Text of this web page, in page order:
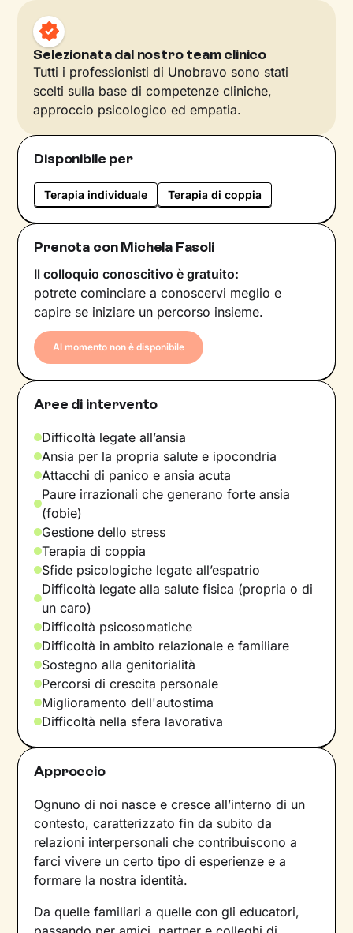
Selezionata dal nostro team clinico
Tutti i professionisti di Unobravo sono stati
scelti sulla base di competenze cliniche,
approccio psicologico ed empatia.
Disponibile per
Terapia individuale Terapia di coppia
Prenota con Michela Fasoli
Il colloquio conoscitivo è gratuito:
potrete cominciare a conoscervi meglio e
capire se iniziare un percorso insieme.
Al momento non è disponibile
Aree di intervento
Difficoltà legate all’ansia
Ansia per la propria salute e ipocondria
Attacchi di panico e ansia acuta
Paure irrazionali che generano forte ansia
(fobie)
Gestione dello stress
Terapia di coppia
Sfide psicologiche legate all’espatrio
Difficoltà legate alla salute fisica (propria o di
un caro)
Difficoltà psicosomatiche
Difficoltà in ambito relazionale e familiare
Sostegno alla genitorialità
Percorsi di crescita personale
Miglioramento dell'autostima
Difficoltà nella sfera lavorativa
Approccio
Ognuno di noi nasce e cresce all’interno di un
contesto, caratterizzato fin da subito da
relazioni interpersonali che contribuiscono a
farci vivere un certo tipo di esperienze e a
formare la nostra identità.
Da quelle familiari a quelle con gli educatori,